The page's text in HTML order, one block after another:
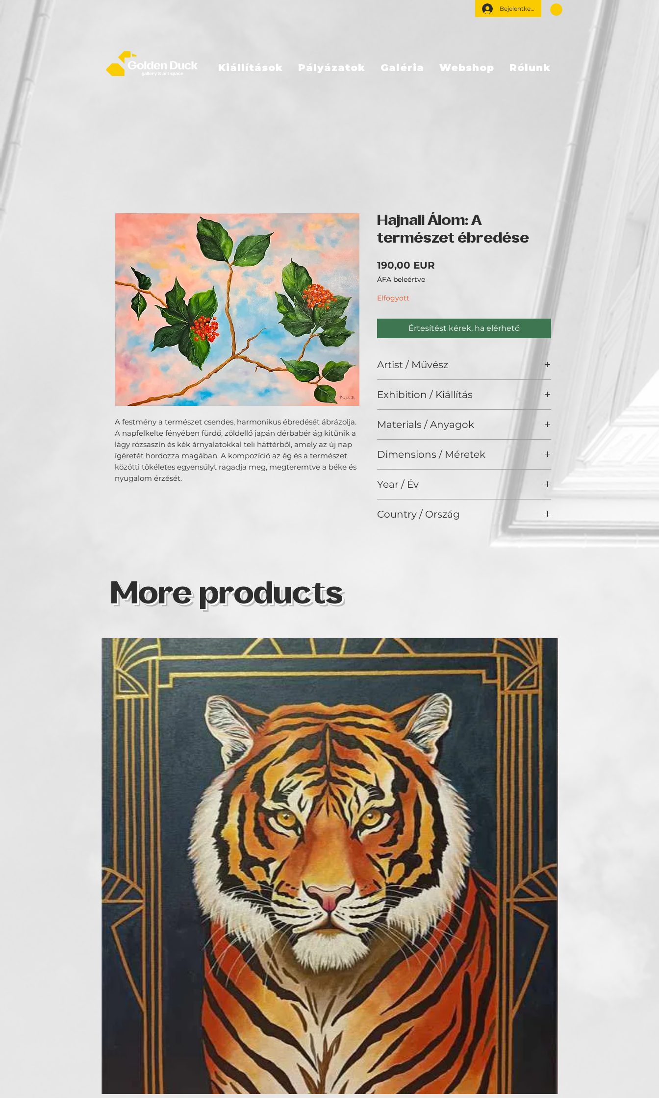
Bejelentkezés
Kiállítások Pályázatok Galéria Webshop Rólunk
A festmény a természet csendes, harmonikus ébredését ábrázolja.
A napfelkelte fényében fürdő, zöldellő japán dérbabér ág kitűnik a
lágy rózsaszín és kék árnyalatokkal teli háttérből, amely az új nap
ígéretét hordozza magában. A kompozíció az ég és a természet
közötti tökéletes egyensúlyt ragadja meg, megteremtve a béke és
nyugalom érzését.
Hajnali Álom: A
természet ébredése
190,00 EUR
ÁFA beleértve
Elfogyott
Értesítést kérek, ha elérhető
Artist / Művész
Exhibition / Kiállítás
Materials / Anyagok
Dimensions / Méretek
Year / Év
Country / Ország
More products